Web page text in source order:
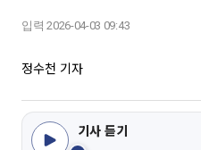
입력 2026-04-03 09:43
정수천 기자
기사 듣기